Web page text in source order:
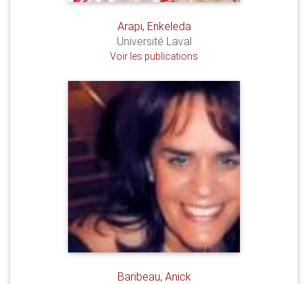
Arapi, Enkeleda
Université Laval
Voir les publications
Baribeau, Anick